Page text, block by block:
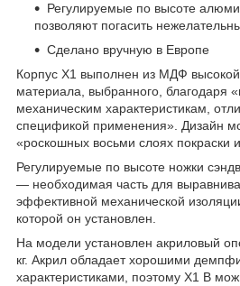
Регулируемые по высоте
позволяют погасить
Сделано вручную в Европе
Корпус X1 выполнен из МДФ
материала, выбранного, благодаря
механическим характеристикам,
спецификой применения». Дизайн
«роскошных восьми слоях покраски
Регулируемые по высоте ножки
— необходимая часть для
эффективной механической
которой он установлен.
На модели установлен акриловый
кг. Акрил обладает хорошими
характеристиками, поэтому X1 B